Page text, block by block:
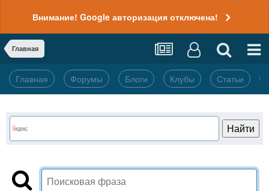
Внимание! Google авторизация отключена!
Главная
Главная Форумы Блоги Клубы Статьи